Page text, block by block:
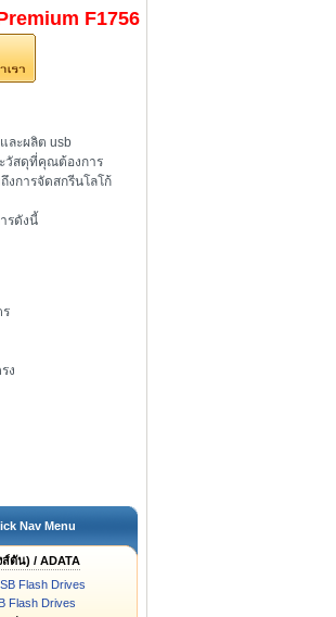
F1756
ละผลิต usb
วัสดุที่คุณต้องการ
การจัดสกรีนโลโก้
รดังนี้
ร
ง
Nav Menu
ตัน) / ADATA
Flash Drives
Flash Drives